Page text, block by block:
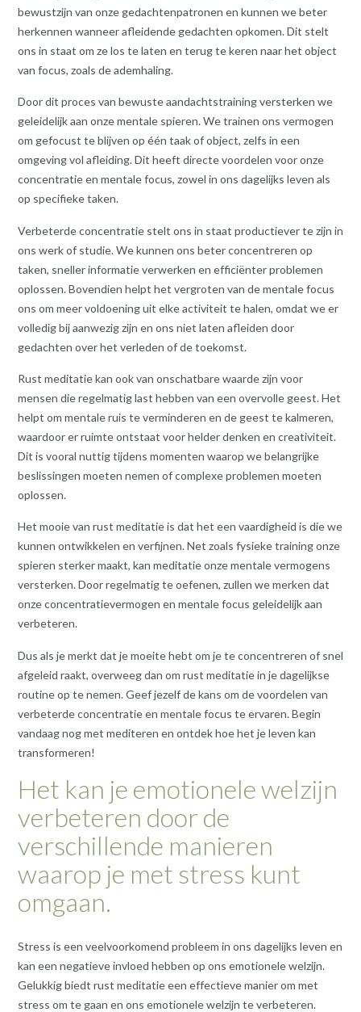
bewustzijn van onze gedachtenpatronen en kunnen we beter
herkennen wanneer afleidende gedachten opkomen. Dit stelt
ons in staat om ze los te laten en terug te keren naar het object
van focus, zoals de ademhaling.
Door dit proces van bewuste aandachtstraining versterken we
geleidelijk aan onze mentale spieren. We trainen ons vermogen
om gefocust te blijven op één taak of object, zelfs in een
omgeving vol afleiding. Dit heeft directe voordelen voor onze
concentratie en mentale focus, zowel in ons dagelijks leven als
op specifieke taken.
Verbeterde concentratie stelt ons in staat productiever te zijn in
ons werk of studie. We kunnen ons beter concentreren op
taken, sneller informatie verwerken en efficiënter problemen
oplossen. Bovendien helpt het vergroten van de mentale focus
ons om meer voldoening uit elke activiteit te halen, omdat we er
volledig bij aanwezig zijn en ons niet laten afleiden door
gedachten over het verleden of de toekomst.
Rust meditatie kan ook van onschatbare waarde zijn voor
mensen die regelmatig last hebben van een overvolle geest. Het
helpt om mentale ruis te verminderen en de geest te kalmeren,
waardoor er ruimte ontstaat voor helder denken en creativiteit.
Dit is vooral nuttig tijdens momenten waarop we belangrijke
beslissingen moeten nemen of complexe problemen moeten
oplossen.
Het mooie van rust meditatie is dat het een vaardigheid is die we
kunnen ontwikkelen en verfijnen. Net zoals fysieke training onze
spieren sterker maakt, kan meditatie onze mentale vermogens
versterken. Door regelmatig te oefenen, zullen we merken dat
onze concentratievermogen en mentale focus geleidelijk aan
verbeteren.
Dus als je merkt dat je moeite hebt om je te concentreren of snel
afgeleid raakt, overweeg dan om rust meditatie in je dagelijkse
routine op te nemen. Geef jezelf de kans om de voordelen van
verbeterde concentratie en mentale focus te ervaren. Begin
vandaag nog met mediteren en ontdek hoe het je leven kan
transformeren!
Het kan je emotionele welzijn
verbeteren door de
verschillende manieren
waarop je met stress kunt
omgaan.
Stress is een veelvoorkomend probleem in ons dagelijks leven en
kan een negatieve invloed hebben op ons emotionele welzijn.
Gelukkig biedt rust meditatie een effectieve manier om met
stress om te gaan en ons emotionele welzijn te verbeteren.